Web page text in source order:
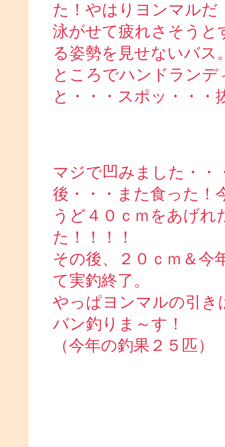
た！やはりヨンマルだ
泳がせて疲れさそうと
る姿勢を見せないバ
ところでハンドラン
と・・・スポッ・・・
マジで凹みました・・
後・・・また食った！
うど４０ｃｍをあげれ
た！！！！
その後、２０ｃｍ＆今
て実釣終了。
やっぱヨンマルの引き
バン釣りま～す！
（今年の釣果２５匹）